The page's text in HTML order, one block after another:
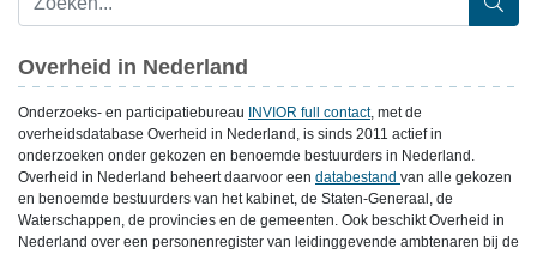
Overheid in Nederland
Onderzoeks- en participatiebureau INVIOR full contact, met de
overheidsdatabase Overheid in Nederland, is sinds 2011 actief in
onderzoeken onder gekozen en benoemde bestuurders in Nederland.
Overheid in Nederland beheert daarvoor een databestand van alle gekozen
en benoemde bestuurders van het kabinet, de Staten-Generaal, de
Waterschappen, de provincies en de gemeenten. Ook beschikt Overheid in
Nederland over een personenregister van leidinggevende ambtenaren bij de